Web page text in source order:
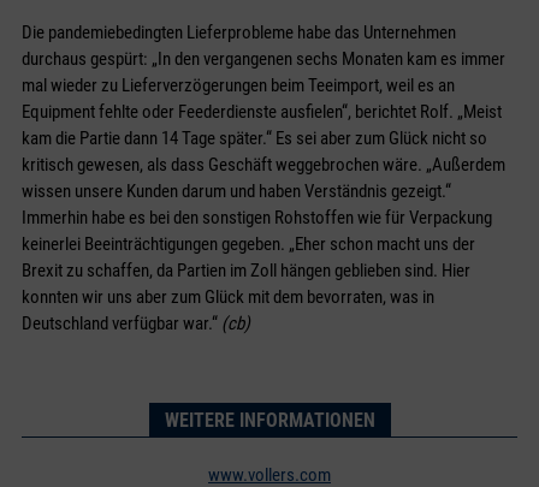
Die pandemiebedingten Lieferprobleme habe das Unternehmen
durchaus gespürt: „In den vergangenen sechs Monaten kam es immer
mal wieder zu Lieferverzögerungen beim Teeimport, weil es an
Equipment fehlte oder Feederdienste ausfielen“, berichtet Rolf. „Meist
kam die Partie dann 14 Tage später.“ Es sei aber zum Glück nicht so
kritisch gewesen, als dass Geschäft weggebrochen wäre. „Außerdem
wissen unsere Kunden darum und haben Verständnis gezeigt.“
Immerhin habe es bei den sonstigen Rohstoffen wie für Verpackung
keinerlei Beeinträchtigungen gegeben. „Eher schon macht uns der
Brexit zu schaffen, da Partien im Zoll hängen geblieben sind. Hier
konnten wir uns aber zum Glück mit dem bevorraten, was in
Deutschland verfügbar war.“ (cb)
WEITERE INFORMATIONEN
www.vollers.com